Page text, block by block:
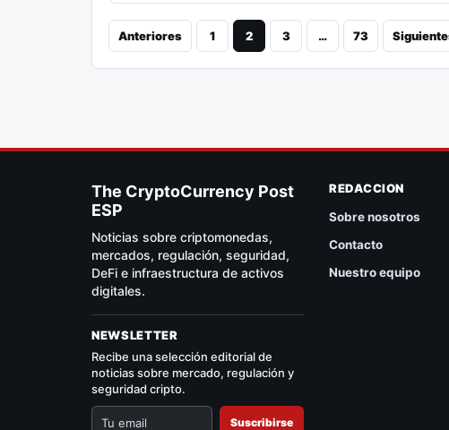
Anteriores 1 2 3 … 73
The CryptoCurrency Post
ESP
Noticias sobre criptomonedas,
mercados, regulación, seguridad,
DeFi e infraestructura de activos
digitales.
NEWSLETTER
Recibe una selección editorial de
noticias sobre mercado, regulación y
seguridad cripto.
Suscribirse
REDACCION
Sobre nosotros
Contacto
Nuestro equipo